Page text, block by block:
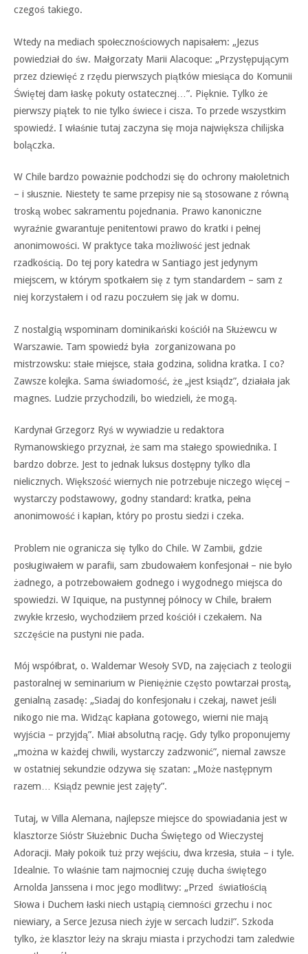
czegoś takiego.
Wtedy na mediach społecznościowych napisałem: „Jezus
powiedział do św. Małgorzaty Marii Alacoque: „Przystępującym
przez dziewięć z rzędu pierwszych piątków miesiąca do Komunii
Świętej dam łaskę pokuty ostatecznej…”. Pięknie. Tylko że
pierwszy piątek to nie tylko świece i cisza. To przede wszystkim
spowiedź. I właśnie tutaj zaczyna się moja największa chilĳska
bolączka.
W Chile bardzo poważnie podchodzi się do ochrony małoletnich
– i słusznie. Niestety te same przepisy nie są stosowane z równą
troską wobec sakramentu pojednania. Prawo kanoniczne
wyraźnie gwarantuje penitentowi prawo do kratki i pełnej
anonimowości. W praktyce taka możliwość jest jednak
rzadkością. Do tej pory katedra w Santiago jest jedynym
miejscem, w którym spotkałem się z tym standardem – sam z
niej korzystałem i od razu poczułem się jak w domu.
Z nostalgią wspominam dominikański kościół na Służewcu w
Warszawie. Tam spowiedź była zorganizowana po
mistrzowsku: stałe miejsce, stała godzina, solidna kratka. I co?
Zawsze kolejka. Sama świadomość, że „jest ksiądz”, działała jak
magnes. Ludzie przychodzili, bo wiedzieli, że mogą.
Kardynał Grzegorz Ryś w wywiadzie u redaktora
Rymanowskiego przyznał, że sam ma stałego spowiednika. I
bardzo dobrze. Jest to jednak luksus dostępny tylko dla
nielicznych. Większość wiernych nie potrzebuje niczego więcej –
wystarczy podstawowy, godny standard: kratka, pełna
anonimowość i kapłan, który po prostu siedzi i czeka.
Problem nie ogranicza się tylko do Chile. W Zambii, gdzie
posługiwałem w parafii, sam zbudowałem konfesjonał – nie było
żadnego, a potrzebowałem godnego i wygodnego miejsca do
spowiedzi. W Iquique, na pustynnej północy w Chile, brałem
zwykłe krzesło, wychodziłem przed kościół i czekałem. Na
szczęście na pustyni nie pada.
Mój współbrat, o. Waldemar Wesoły SVD, na zajęciach z teologii
pastoralnej w seminarium w Pieniężnie często powtarzał prostą,
genialną zasadę: „Siadaj do konfesjonału i czekaj, nawet jeśli
nikogo nie ma. Widząc kapłana gotowego, wierni nie mają
wyjścia – przyjdą”. Miał absolutną rację. Gdy tylko proponujemy
„można w każdej chwili, wystarczy zadzwonić”, niemal zawsze
w ostatniej sekundzie odzywa się szatan: „Może następnym
razem… Ksiądz pewnie jest zajęty”.
Tutaj, w Villa Alemana, najlepsze miejsce do spowiadania jest w
klasztorze Sióstr Służebnic Ducha Świętego od Wieczystej
Adoracji. Mały pokoik tuż przy wejściu, dwa krzesła, stuła – i tyle.
Idealnie. To właśnie tam najmocniej czuję ducha świętego
Arnolda Janssena i moc jego modlitwy: „Przed światłością
Słowa i Duchem łaski niech ustąpią ciemności grzechu i noc
niewiary, a Serce Jezusa niech żyje w sercach ludzi!”. Szkoda
tylko, że klasztor leży na skraju miasta i przychodzi tam zaledwie